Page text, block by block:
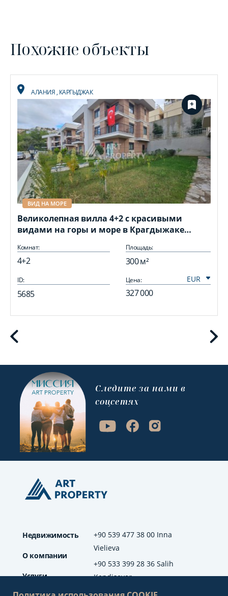
Похожие объекты
АЛАНИЯ, КАРГЫДЖАК
ВИД НА МОРЕ
Великолепная вилла 4+2 с красивыми
видами на горы и море в Крагдыжаке
Комнат:
4+2
Площадь:
300 м²
ID:
5685
Цена:
327 000
+90 539 477 38 00 Inna
Vielieva
+90 533 399 28 36 Salih
Kendisever
Недвижимость
О компании
Услуги
Cледите за нами в
соцсетях